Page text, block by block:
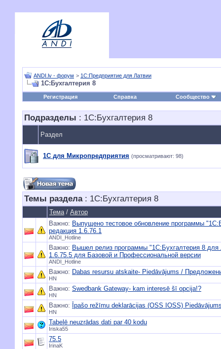
ANDI.lv - форум > 1С:Предприятие для Латвии
1С:Бухгалтерия 8
Регистрация Справка Сообщество
Подразделы : 1С:Бухгалтерия 8
Раздел
1С для Микропредприятия (просматривают: 98)
Темы раздела: 1С:Бухгалтерия 8
Тема/ Автор
Важно: Выпущено тестовое обновление программы
редакция 1.6.76.1
ANDI_Hotline
Важно: Вышел релиз программы "1С:Бухгалтерия 8 для
1.6.75.5 для Базовой и Профессиональной версии
ANDI_Hotline
Важно: Dabas resursu atskaite- Piedāvājums /
HN
Важно: Swedbank Gateway- kam interesē šī opcija!?
HN
Важно: Īpašo režīmu deklarācijas (OSS IOSS)
HN
Tabelē neuzrādas dati par 40 kodu
Iriska55
75.5
IrinaK